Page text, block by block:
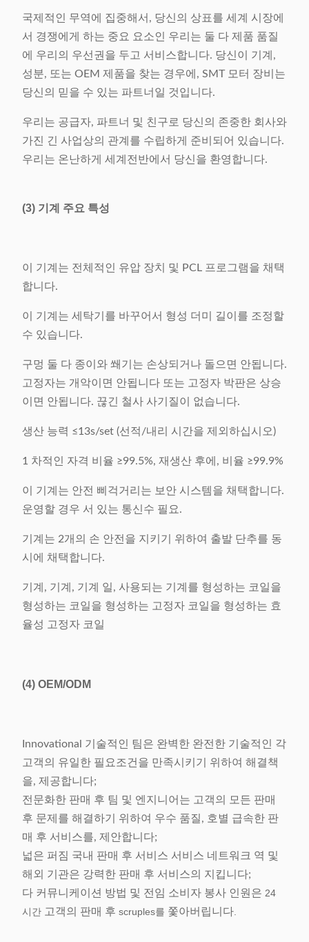
국제적인 무역에 집중해서, 당신의 상표를 세계 시장에
서 경쟁에게 하는 중요 요소인 우리는 둘 다 제품 품질
에 우리의 우선권을 두고 서비스합니다. 당신이 기계,
성분, 또는 OEM 제품을 찾는 경우에, SMT 모터 장비는
당신의 믿을 수 있는 파트너일 것입니다.
우리는 공급자, 파트너 및 친구로 당신의 존중한 회사와
가진 긴 사업상의 관계를 수립하게 준비되어 있습니다.
우리는 온난하게 세계전반에서 당신을 환영합니다.
(3) 기계 주요 특성
이 기계는 전체적인 유압 장치 및 PCL 프로그램을 채택
합니다.
이 기계는 세탁기를 바꾸어서 형성 더미 길이를 조정할
수 있습니다.
구멍 둘 다 종이와 쐐기는 손상되거나 돌으면 안됩니다.
고정자는 개악이면 안됩니다 또는 고정자 박판은 상승
이면 안됩니다. 끊긴 철사 사기질이 없습니다.
생산 능력 ≤13s/set (선적/내리 시간을 제외하십시오)
1 차적인 자격 비율 ≥99.5%, 재생산 후에, 비율 ≥99.9%
이 기계는 안전 삐걱거리는 보안 시스템을 채택합니다.
운영할 경우 서 있는 통신수 필요.
기계는 2개의 손 안전을 지키기 위하여 출발 단추를 동
시에 채택합니다.
기계, 기계, 기계 일, 사용되는 기계를 형성하는 코일을
형성하는 코일을 형성하는 고정자 코일을 형성하는 효
율성 고정자 코일
(4) OEM/ODM
Innovational 기술적인 팀은 완벽한 완전한 기술적인 각
고객의 유일한 필요조건을 만족시키기 위하여 해결책
을, 제공합니다;
전문화한 판매 후 팀 및 엔지니어는 고객의 모든 판매
후 문제를 해결하기 위하여 우수 품질, 호별 급속한 판
매 후 서비스를, 제안합니다;
넓은 퍼짐 국내 판매 후 서비스 서비스 네트워크 역 및
해외 기관은 강력한 판매 후 서비스의 지킵니다;
다 커뮤니케이션 방법 및 전임 소비자 봉사 인원은 24
시간 고객의 판매 후 scruples를 쫓아버립니다